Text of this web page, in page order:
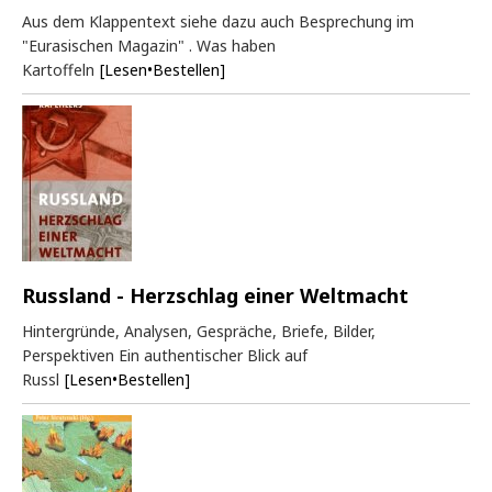
Aus dem Klappentext siehe dazu auch Besprechung im
"Eurasischen Magazin" . Was haben
Kartoffeln [Lesen•Bestellen]
Russland - Herzschlag einer Weltmacht
Hintergründe, Analysen, Gespräche, Briefe, Bilder,
Perspektiven Ein authentischer Blick auf
Russl [Lesen•Bestellen]